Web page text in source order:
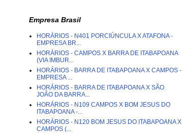
Empresa Brasil
HORÁRIOS - N401 PORCIÚNCULA X ATAFONA -
EMPRESA BR...
HORÁRIOS - CAMPOS X BARRA DE ITABAPOANA
(VIA IMBUR...
HORÁRIOS - BARRA DE ITABAPOANA X CAMPOS -
EMPRESA ...
HORÁRIOS - BARRA DE ITABAPOANA X SÃO
JOÃO DA BARRA...
HORÁRIOS - N109 CAMPOS X BOM JESUS DO
ITABAPOANA -...
HORÁRIOS - N120 BOM JESUS DO ITABAPOANA X
CAMPOS (...